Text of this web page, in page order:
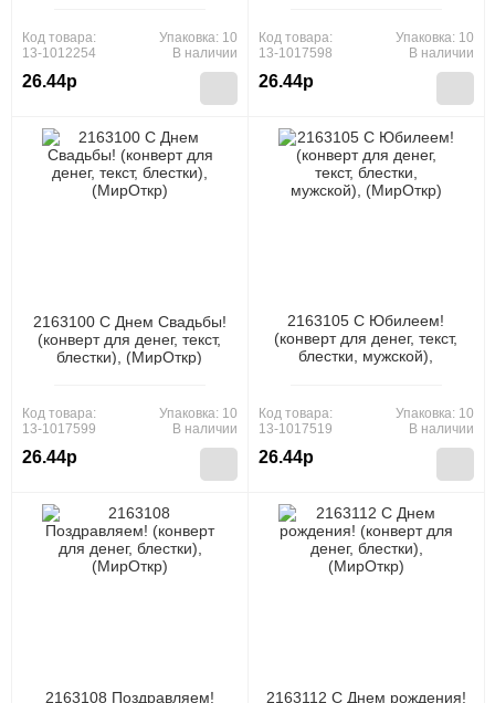
Код товара:
13-1012254
26.44р
Упаковка: 10
В наличии
Код товара:
13-1017598
26.44р
Упаковка: 10
В наличии
2163100 С Днем Свадьбы!
(конверт для денег, текст,
блестки), (МирОткр)
Код товара:
13-1017599
26.44р
Упаковка: 10
В наличии
2163105 С Юбилеем!
(конверт для денег, текст,
блестки, мужской),
Код товара:
13-1017519
26.44р
Упаковка: 10
В наличии
2163108 Поздравляем!
2163112 С Днем рождения!